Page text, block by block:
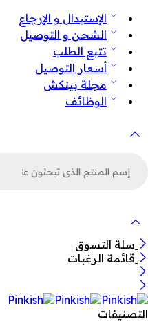
الإستبدال و الإرجاع
الشحن و التوصيل
تتبع الطلب
أسعار التوصيل
مجلة بينكش
الوظائف
سلة التسوق
قائمة الرغبات
التصنيفات